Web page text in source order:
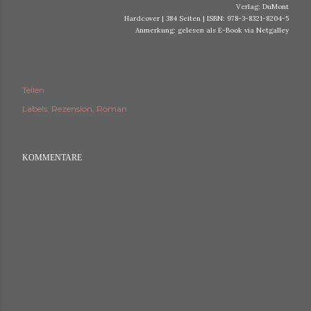
Verlag: DuMont
Hardcover | 384 Seiten | ISBN: 978-3-8321-8204-5
Anmerkung: gelesen als E-Book via Netgalley
Teilen
Labels: Rezension Roman
KOMMENTARE